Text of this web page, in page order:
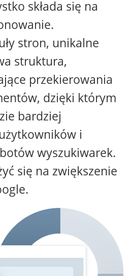
składa się na
stron, unikalne
struktura,
przekierowania
dzięki którym
bardziej
i
wyszukiwarek.
się na zwiększenie